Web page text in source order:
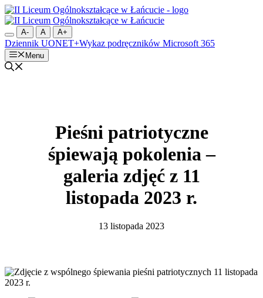
Przejdź
do
treściA- A A+
Dziennik UONET+Wykaz podręczników Microsoft 365
Menu
Pieśni patriotyczne
śpiewają pokolenia –
galeria zdjęć z 11
listopada 2023 r.
13 listopada 2023